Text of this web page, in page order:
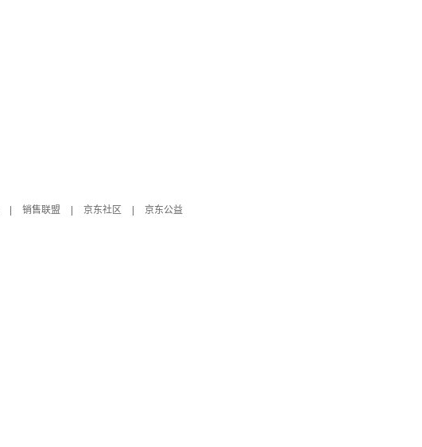
销售联盟 京东社区
京东公益